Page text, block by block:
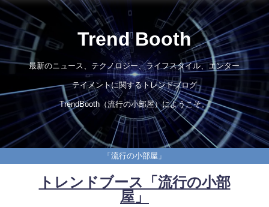
Trend Booth
最新のニュース、テクノロジー、ライフスタイル、エンター
テイメントに関するトレンドブログ
TrendBooth（流行の小部屋）にようこそ。
「流行の小部屋」
トレンドブース「流行の小部
屋」